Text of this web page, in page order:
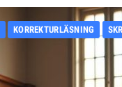
KORREKTURLÄSNING